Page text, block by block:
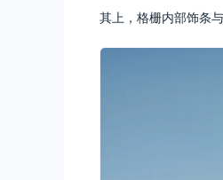
其上，格栅内部饰条